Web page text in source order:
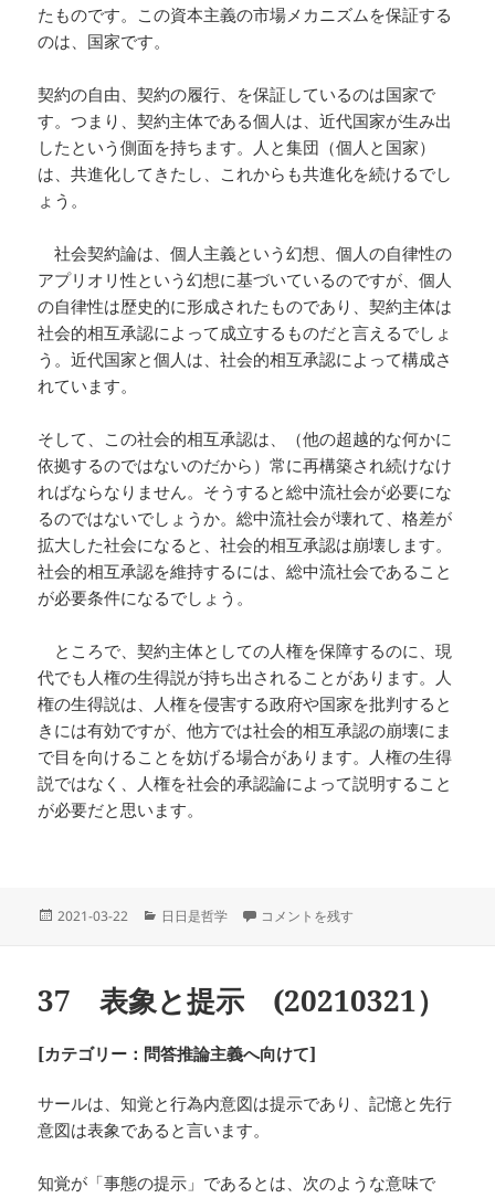
たものです。この資本主義の市場メカニズムを保証する
のは、国家です。
契約の自由、契約の履行、を保証しているのは国家で
す。つまり、契約主体である個人は、近代国家が生み出
したという側面を持ちます。人と集団（個人と国家）
は、共進化してきたし、これからも共進化を続けるでし
ょう。
社会契約論は、個人主義という幻想、個人の自律性の
アプリオリ性という幻想に基づいているのですが、個人
の自律性は歴史的に形成されたものであり、契約主体は
社会的相互承認によって成立するものだと言えるでしょ
う。近代国家と個人は、社会的相互承認によって構成さ
れています。
そして、この社会的相互承認は、（他の超越的な何かに
依拠するのではないのだから）常に再構築され続けなけ
ればならなりません。そうすると総中流社会が必要にな
るのではないでしょうか。総中流社会が壊れて、格差が
拡大した社会になると、社会的相互承認は崩壊します。
社会的相互承認を維持するには、総中流社会であること
が必要条件になるでしょう。
ところで、契約主体としての人権を保障するのに、現
代でも人権の生得説が持ち出されることがあります。人
権の生得説は、人権を侵害する政府や国家を批判すると
きには有効ですが、他方では社会的相互承認の崩壊にま
で目を向けることを妨げる場合があります。人権の生得
説ではなく、人権を社会的承認論によって説明すること
が必要だと思います。
投
2021-03-22
カ
ー
日日是哲学 25 なぜ「総中流社会」を目指すの
コメントを残す
37 表象と提示 (20210321）
[カテゴリー：問答推論主義へ向けて]
サールは、知覚と行為内意図は提示であり、記憶と先行
意図は表象であると言います。
知覚が「事態の提示」であるとは、次のような意味で